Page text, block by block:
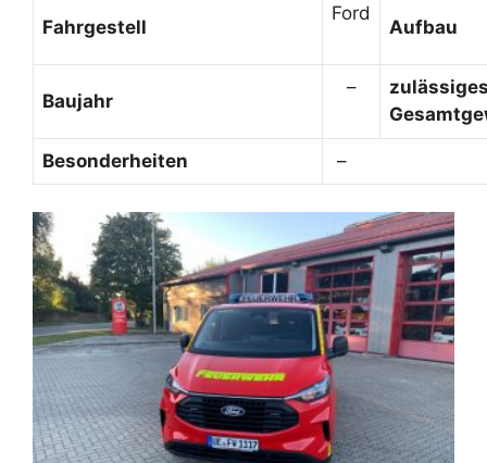
Fahrgestell
Ford
Aufbau
Baujahr
–
Besonderheiten –